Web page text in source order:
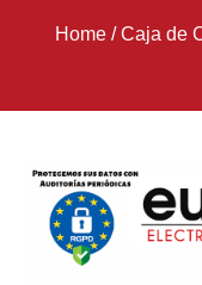
Home /Caja de